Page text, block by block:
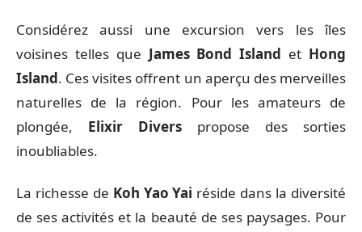
Considérez aussi une excursion vers les îles
voisines telles que James Bond Island et Hong
Island. Ces visites offrent un aperçu des merveilles
naturelles de la région. Pour les amateurs de
plongée, Elixir Divers propose des sorties
inoubliables.
La richesse de Koh Yao Yai réside dans la diversité
de ses activités et la beauté de ses paysages. Pour